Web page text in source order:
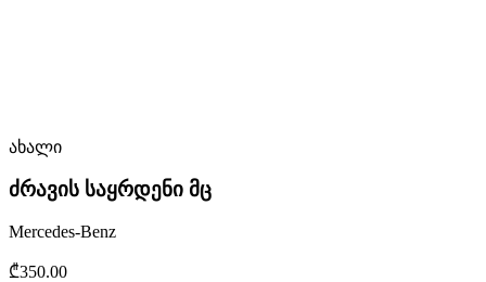
ახალი
ძრავის საყრდენი მც
Mercedes-Benz
₾350.00